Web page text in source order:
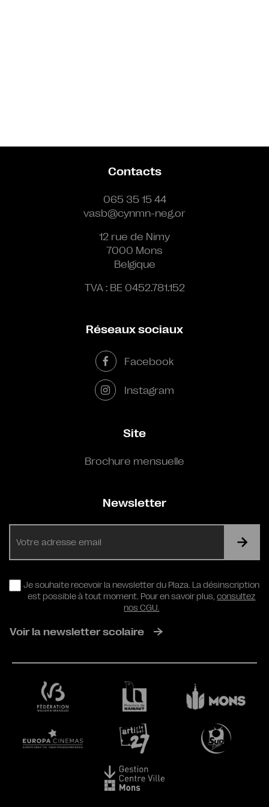
Contacts
065 35 15 44
vasb@cynmn-neg.or
12 rue de Nimy
7000 Mons
Belgique
TVA : BE 0452.781.152
Réseaux sociaux
Facebook
Instagram
Site
Brochure mensuelle
Newsletter
RGPD
Je souhaite recevoir la newsletter du Plaza. La désinscription
est possible à tout moment. Pour en savoir plus,consultez
nos CGU.
Voir la newsletter scolaire